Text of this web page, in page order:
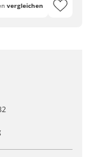
vergleichen